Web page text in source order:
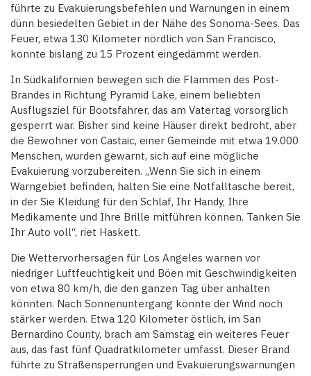
führte zu Evakuierungsbefehlen und Warnungen in einem
dünn besiedelten Gebiet in der Nähe des Sonoma-Sees. Das
Feuer, etwa 130 Kilometer nördlich von San Francisco,
konnte bislang zu 15 Prozent eingedämmt werden.
In Südkalifornien bewegen sich die Flammen des Post-
Brandes in Richtung Pyramid Lake, einem beliebten
Ausflugsziel für Bootsfahrer, das am Vatertag vorsorglich
gesperrt war. Bisher sind keine Häuser direkt bedroht, aber
die Bewohner von Castaic, einer Gemeinde mit etwa 19.000
Menschen, wurden gewarnt, sich auf eine mögliche
Evakuierung vorzubereiten. „Wenn Sie sich in einem
Warngebiet befinden, halten Sie eine Notfalltasche bereit,
in der Sie Kleidung für den Schlaf, Ihr Handy, Ihre
Medikamente und Ihre Brille mitführen können. Tanken Sie
Ihr Auto voll“, riet Haskett.
Die Wettervorhersagen für Los Angeles warnen vor
niedriger Luftfeuchtigkeit und Böen mit Geschwindigkeiten
von etwa 80 km/h, die den ganzen Tag über anhalten
könnten. Nach Sonnenuntergang könnte der Wind noch
stärker werden. Etwa 120 Kilometer östlich, im San
Bernardino County, brach am Samstag ein weiteres Feuer
aus, das fast fünf Quadratkilometer umfasst. Dieser Brand
führte zu Straßensperrungen und Evakuierungswarnungen